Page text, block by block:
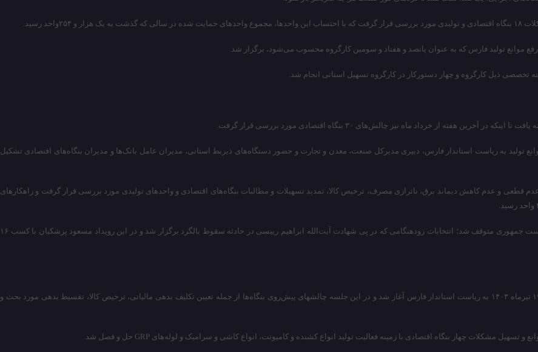
در آخرین هفته از خرداد ماه نیز چالش‌های ۳۰ بنگاه اقتصادی مورد بررسی قرار گرفت.
تسهیل و رفع موانع تولید به ریاست استاندار فارس، دبیری مدیرکل صنعت، معدن و تجارت و حضور دستگاه‌های ذیربط استانی، مدیران عامل بانک‌ها و مدیران بنگاه‌های اقتصادی تشکیل
و عدم کاهش دیماند برق، ناترازی مصرف، ترخیص کالا، تمدید تسهیلات و مطالبات بنگاه‌های اقتصادی و واحدهای تولیدی مورد بررسی قرار گرفت و راهکارهای
فعالیت این کارگروه برای ۲هفته به دلیل اهمیت برگزاری چهاردهمین دوره انتخابات ریاست جمهوری متوقف شد؛ انتخابات زودهنگامی که در پی شهادت آیت‌الله ابراهیم رییسی در حادثه سقوط بالگرد برگزار شد و در این رویداد مسعود پزشکیان با کسب ۱۶
پس از دو هفته متوقف شدن این کارگروه، فعالیت‌های آن برای بار دیگر روز سه شنبه ۱۹ تیرماه ۱۴۰۳ به ریاست استاندار فارس آغاز شد و در این جلسه چالشهای پیش‌روی بنگاه‌ها از جمله تعیبن تکلیف بدهی مالیاتی، ترخیص کالا، تقسیط بدهی مورد بحث و